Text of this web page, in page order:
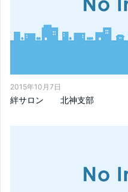
2015年10月7日
絆サロン 北神支部